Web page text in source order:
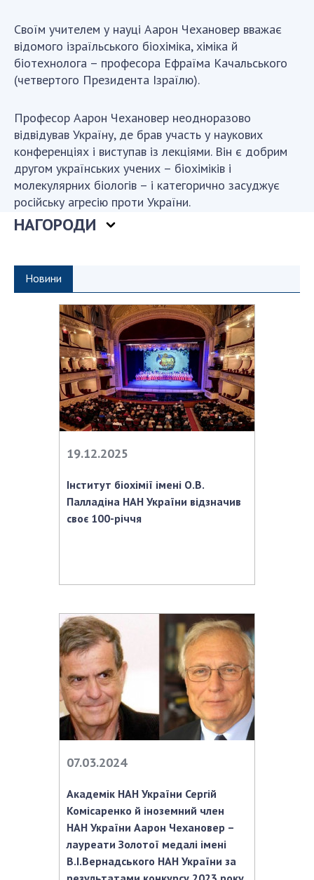
Своїм учителем у науці Аарон Чехановер вважає
відомого ізраїльського біохіміка, хіміка й
біотехнолога – професора Ефраїма Качальського
(четвертого Президента Ізраїлю).
Професор Аарон Чехановер неодноразово
відвідував Україну, де брав участь у наукових
конференціях і виступав із лекціями. Він є добрим
другом українських учених – біохіміків і
молекулярних біологів – і категорично засуджує
російську агресію проти України.
НАГОРОДИ
Новини
19.12.2025
Інститут біохімії імені О.В.
Палладіна НАН України відзначив
своє 100-річчя
07.03.2024
Академік НАН України Сергій
Комісаренко й іноземний член
НАН України Аарон Чехановер –
лауреати Золотої медалі імені
В.І.Вернадського НАН України за